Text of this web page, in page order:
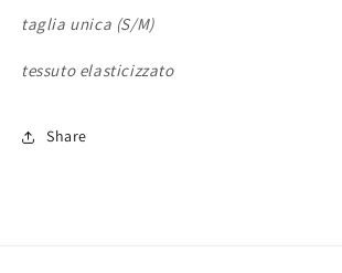
taglia unica (S/M)
tessuto elasticizzato
Share